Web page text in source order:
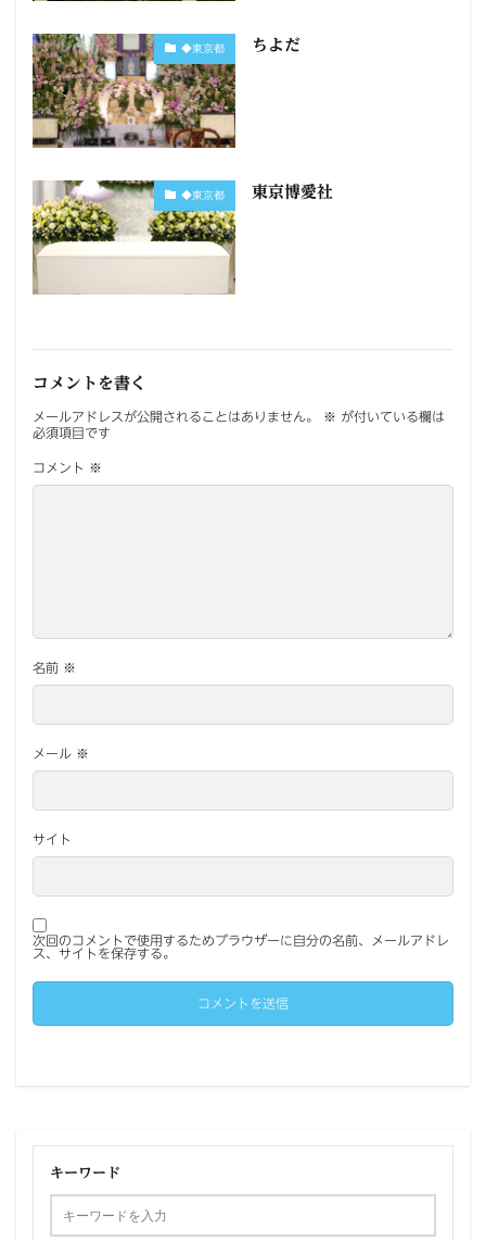
◆東京都 ちよだ
◆東京都 東京博愛社
コメントを書く
メールアドレスが公開されることはありません。 ※ が付いている欄は
必須項目です
コメント ※
名前 ※
メール ※
サイト
次回のコメントで使用するためブラウザーに自分の名前、メールアドレ
ス、サイトを保存する。
キーワード